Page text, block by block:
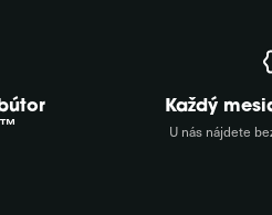
Každý
U nás nájdete